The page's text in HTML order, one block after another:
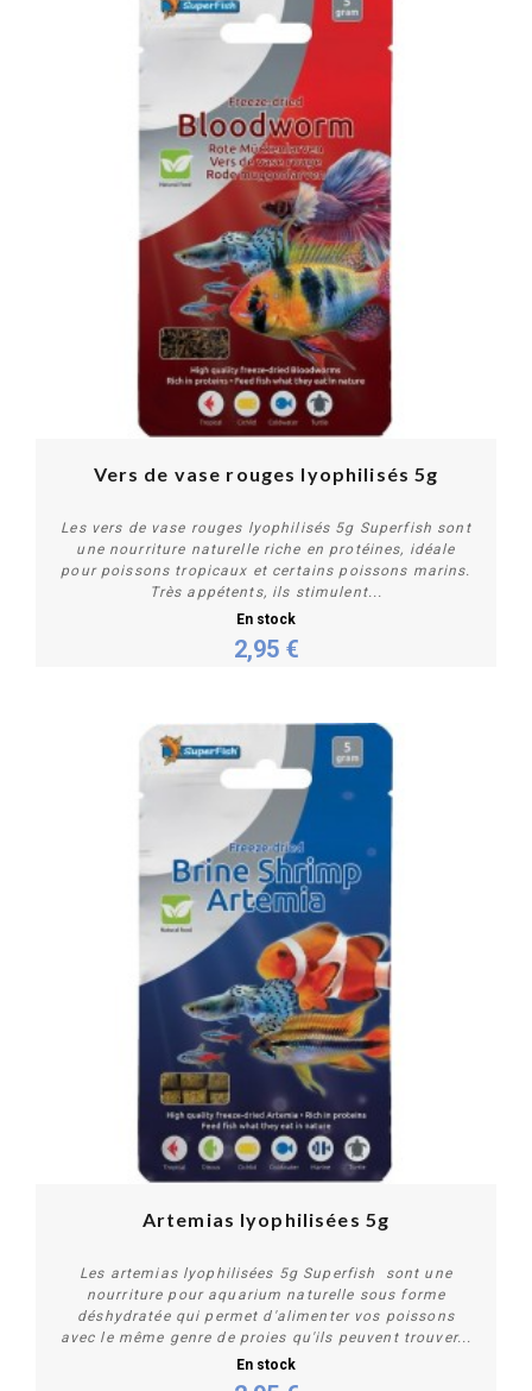
Acheter
Vers de vase rouges lyophilisés 5g
Les vers de vase rouges lyophilisés 5g Superfish sont
une nourriture naturelle riche en protéines, idéale
pour poissons tropicaux et certains poissons marins.
Très appétents, ils stimulent...
En stock
2,95 €
Artemias lyophilisées 5g
Les artemias lyophilisées 5g Superfish sont une
nourriture pour aquarium naturelle sous forme
déshydratée qui permet d'alimenter vos poissons
avec le même genre de proies qu'ils peuvent trouver...
En stock